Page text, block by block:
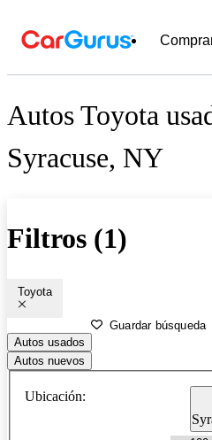
Autos Toyota
Syracuse, NY
Filtros (1)
Toyota
Guardar búsqueda
Autos usados
Autos nuevos
Ubicación: